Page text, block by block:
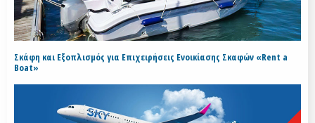
Σκάφη και Εξοπλισμός για Επιχειρήσεις Ενοικίασης Σκαφών «Rent a
Boat»